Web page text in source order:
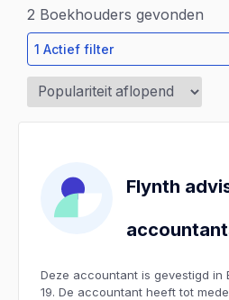
2 Boekhouders gevonden
1 Actief filter
Flynth
Deze accountant is gevestigd in
19. De accountant heeft tot